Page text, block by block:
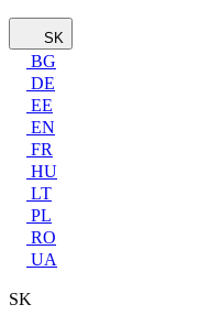
SK
BG
DE
EE
EN
FR
HU
LT
PL
RO
UA
SK